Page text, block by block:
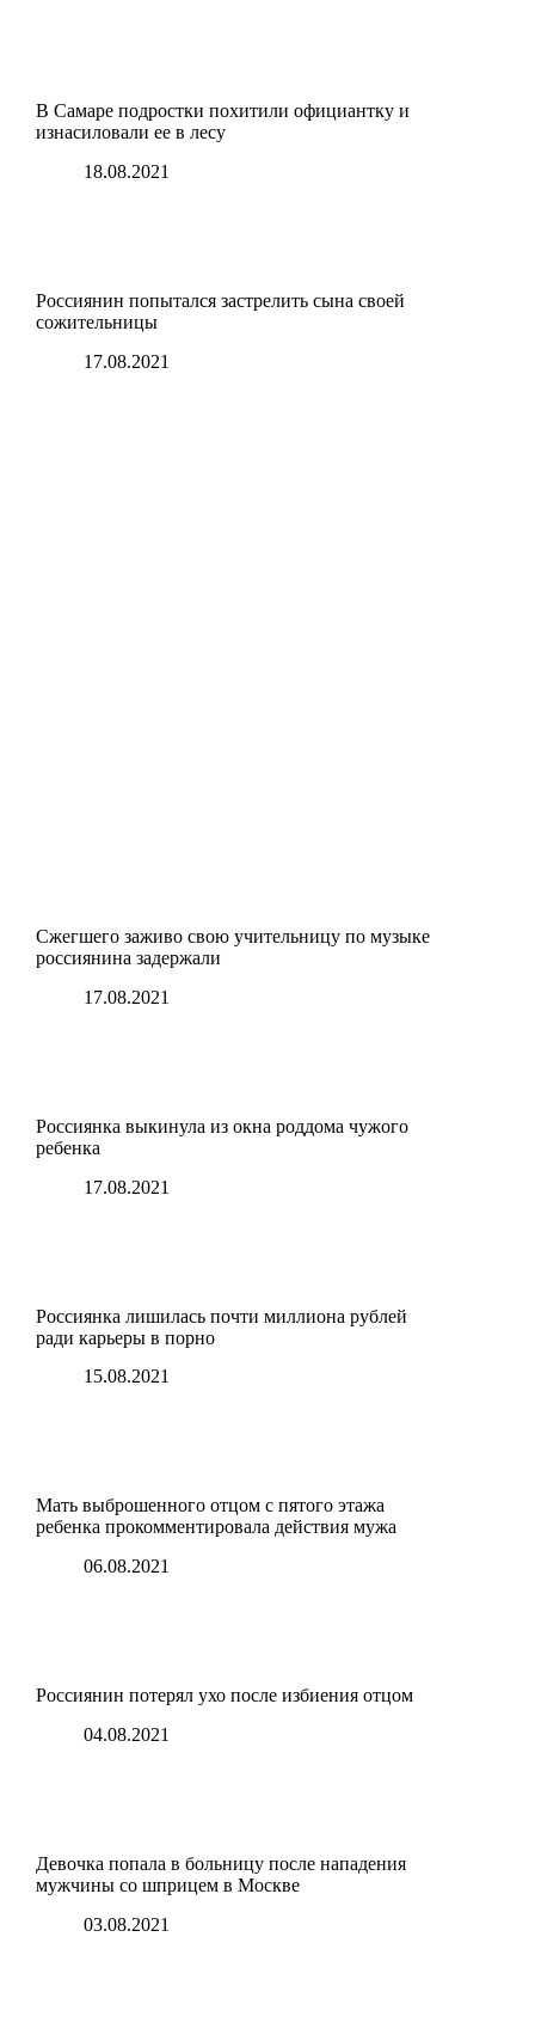
В Самаре подростки похитили официантку и
изнасиловали ее в лесу
18.08.2021
Россиянин попытался застрелить сына своей
сожительницы
17.08.2021
Сжегшего заживо свою учительницу по музыке
россиянина задержали
17.08.2021
Россиянка выкинула из окна роддома чужого
ребенка
17.08.2021
Россиянка лишилась почти миллиона рублей
ради карьеры в порно
15.08.2021
Мать выброшенного отцом c пятого этажа
ребенка прокомментировала действия мужа
06.08.2021
Россиянин потерял ухо после избиения отцом
04.08.2021
Девочка попала в больницу после нападения
мужчины со шприцем в Москве
03.08.2021